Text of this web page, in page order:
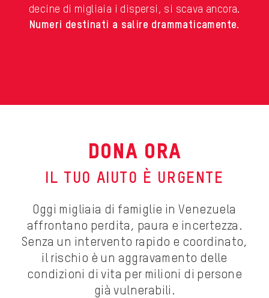
decine di migliaia i dispersi, si scava ancora.
Numeri destinati a salire drammaticamente.
DONA ORA
IL TUO AIUTO È URGENTE
Oggi migliaia di famiglie in Venezuela
affrontano perdita, paura e incertezza.
Senza un intervento rapido e coordinato,
il rischio è un aggravamento delle
condizioni di vita per milioni di persone
già vulnerabili.